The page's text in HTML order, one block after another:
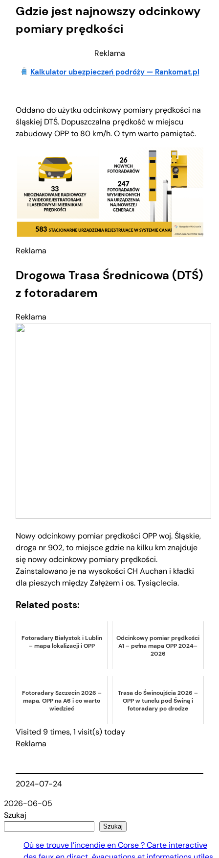
Gdzie jest najnowszy odcinkowy
pomiary prędkości
Reklama
Kalkulator ubezpieczeń podróży — Rankomat.pl
Oddano do użytku odcinkowy pomiary prędkości na
śląskiej DTŚ. Dopuszczalna prędkość w miejscu
zabudowy OPP to 80 km/h. O tym warto pamiętać.
Reklama
Drogowa Trasa Średnicowa (DTŚ)
z fotoradarem
Reklama
Nowy odcinkowy pomiar prędkości OPP woj. Śląskie,
droga nr 902, to miejsce gdzie na kilku km znajduje
się nowy odcinkowy pomiary prędkości.
Zainstalowano je na wysokości CH Auchan i kładki
dla pieszych między Załężem i os. Tysiąclecia.
Related posts:
Fotoradary Białystok i Lublin
– mapa lokalizacji i OPP
Odcinkowy pomiar prędkości
A1 – pełna mapa OPP 2024–
2026
Fotoradary Szczecin 2026 –
mapa, OPP na A6 i co warto
wiedzieć
Trasa do Świnoujścia 2026 –
OPP w tunelu pod Świną i
fotoradary po drodze
Visited 9 times, 1 visit(s) today
Reklama
2024-07-24
2026-06-05
Szukaj
Szukaj
Où se trouve l’incendie en Corse ? Carte interactive